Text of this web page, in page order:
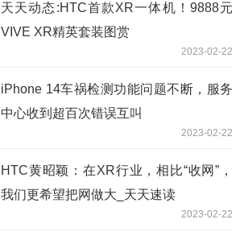
天天动态:HTC首款XR一体机！9888元
VIVE XR精英套装图赏
2023-02-22
iPhone 14车祸检测功能问题不断，服务
中心收到超百次错误互叫
2023-02-22
HTC黄昭颖：在XR行业，相比“收网”，
我们更希望把网做大_天天速读
2023-02-22